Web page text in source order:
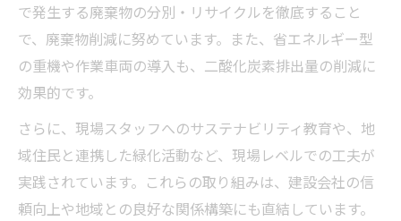
で発生する廃棄物の分別・リサイクルを徹底すること
で、廃棄物削減に努めています。また、省エネルギー型
の重機や作業車両の導入も、二酸化炭素排出量の削減に
効果的です。
さらに、現場スタッフへのサステナビリティ教育や、地
域住民と連携した緑化活動など、現場レベルでの工夫が
実践されています。これらの取り組みは、建設会社の信
頼向上や地域との良好な関係構築にも直結しています。